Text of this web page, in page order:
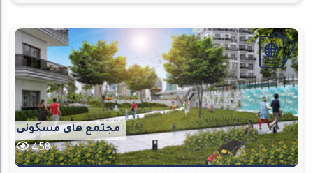
مجتمع های مسکونی
458